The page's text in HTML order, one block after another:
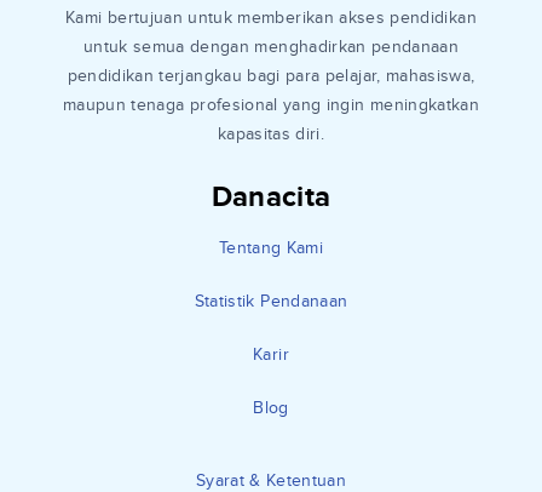
Danacita
Tentang Kami
Statistik Pendanaan
Karir
Blog
Syarat & Ketentuan
Kami bertujuan untuk memberikan akses pendidikan
untuk semua dengan menghadirkan pendanaan
pendidikan terjangkau bagi para pelajar, mahasiswa,
maupun tenaga profesional yang ingin meningkatkan
kapasitas diri.